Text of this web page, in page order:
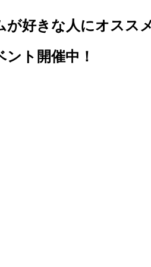
が好きな人にオスス
ト開催中！